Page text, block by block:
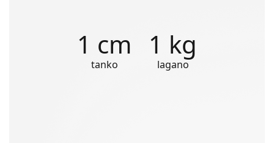
1 cm
tanko
1 kg
lagano